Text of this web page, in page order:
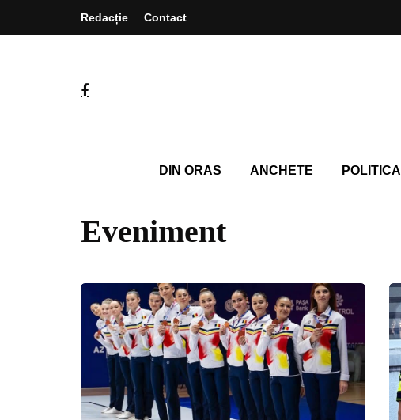
Redacție Contact
DIN ORAS ANCHETE POLITICA
Eveniment